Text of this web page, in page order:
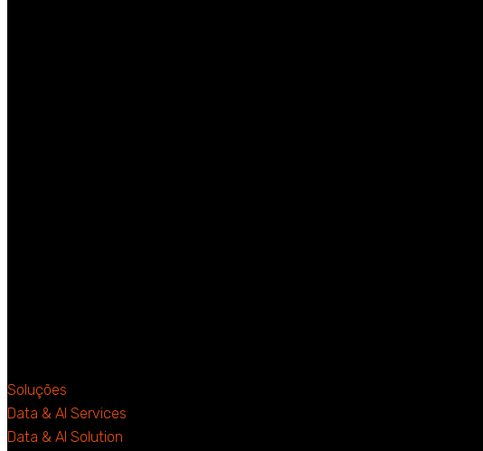
Soluções
Data & AI Services
Data & AI Solution